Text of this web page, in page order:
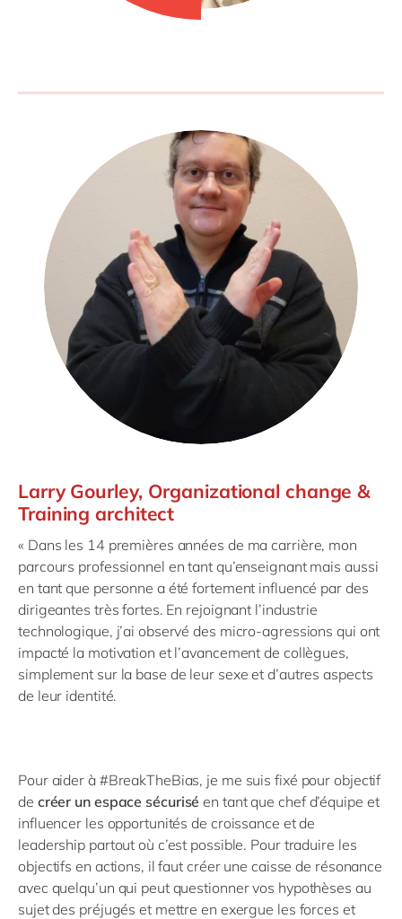
Larry Gourley, Organizational change &
Training architect
« Dans les 14 premières années de ma carrière, mon
parcours professionnel en tant qu’enseignant mais aussi
en tant que personne a été fortement influencé par des
dirigeantes très fortes. En rejoignant l’industrie
technologique, j’ai observé des micro-agressions qui ont
impacté la motivation et l’avancement de collègues,
simplement sur la base de leur sexe et d’autres aspects
de leur identité.
Pour aider à #BreakTheBias, je me suis fixé pour objectif
de créer un espace sécurisé en tant que chef d’équipe et
influencer les opportunités de croissance et de
leadership partout où c’est possible. Pour traduire les
objectifs en actions, il faut créer une caisse de résonance
avec quelqu’un qui peut questionner vos hypothèses au
sujet des préjugés et mettre en exergue les forces et